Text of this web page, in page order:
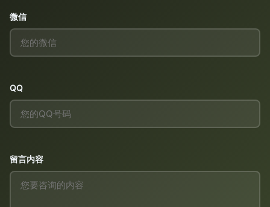
微信
QQ
留言内容